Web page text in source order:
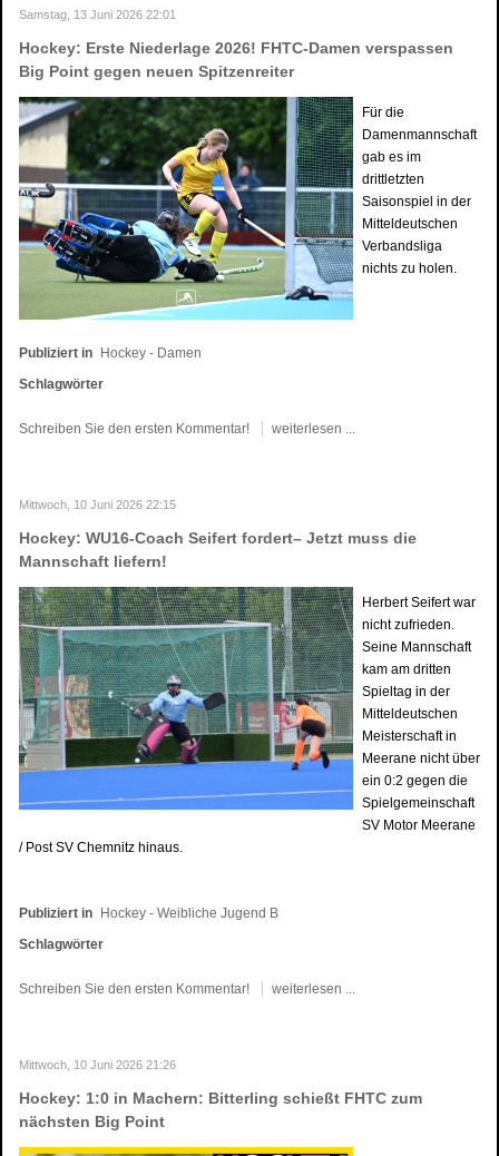
Samstag, 13 Juni 2026 22:01
Hockey: Erste Niederlage 2026! FHTC-Damen verspassen
Big Point gegen neuen Spitzenreiter
Für die
Damenmannschaft
gab es im
drittletzten
Saisonspiel in der
Mitteldeutschen
Verbandsliga
nichts zu holen.
Publiziert in Hockey - Damen
Schlagwörter
Schreiben Sie den ersten Kommentar! weiterlesen ...
Mittwoch, 10 Juni 2026 22:15
Hockey: WU16-Coach Seifert fordert– Jetzt muss die
Mannschaft liefern!
Herbert Seifert war
nicht zufrieden.
Seine Mannschaft
kam am dritten
Spieltag in der
Mitteldeutschen
Meisterschaft in
Meerane nicht über
ein 0:2 gegen die
Spielgemeinschaft
SV Motor Meerane
/ Post SV Chemnitz hinaus.
Publiziert in Hockey - Weibliche Jugend B
Schlagwörter
Schreiben Sie den ersten Kommentar! weiterlesen ...
Mittwoch, 10 Juni 2026 21:26
Hockey: 1:0 in Machern: Bitterling schießt FHTC zum
nächsten Big Point